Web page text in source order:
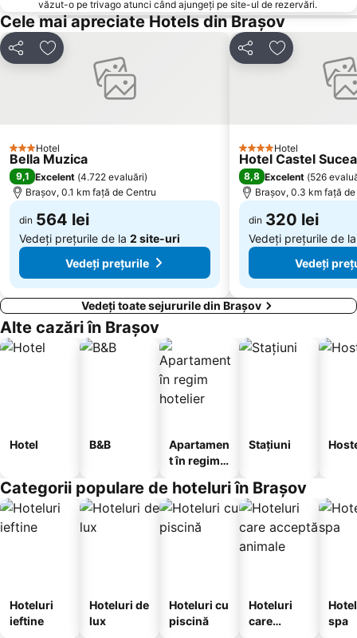
Furnica
Noua
Azuga
Astra
Cascada Urlătoarea
Mănăstirea Rupestră - Templul de la Șinca Veche
Cheile Gradistei
Centrul int. de Conferinţe Casino Sinaia
Peștera Dâmbovicioara
Parcul Dimitrie Ghica
Stadionul Tineretului
Cetatea Râşnov
Valea Cetății
ITC International Trade Center Braşov
Dârste
văzut-o pe trivago atunci când ajungeți pe site-ul de rezervări.
Cele mai apreciate Hotels din Brașov
DistribuițiAdăugaţi la favorite
3 SteleHotel
Bella Muzica
9,1 Excelent (4.722 evaluări)
Brașov, 0.1 km faţă de Centru
din 564 lei
Vedeți prețurile de la 2 site-uri
Vedeți prețurile
DistribuițiAdăugaţi la
4 Stele Hotel
Hotel Castel
8,8 Excelent (526
Brașov, 0.3 km faţă
din 320 lei
Vedeți prețurile de
Vedeți
Vedeți toate sejururile din Brașov
Alte cazări în Brașov
Hotel B&B
Apartamen
t în regim
Stațiuni
Categorii populare de hoteluri în Brașov
Hoteluri
ieftine
Hoteluri de
lux
Hoteluri cu
piscină
Hoteluri
care
spa